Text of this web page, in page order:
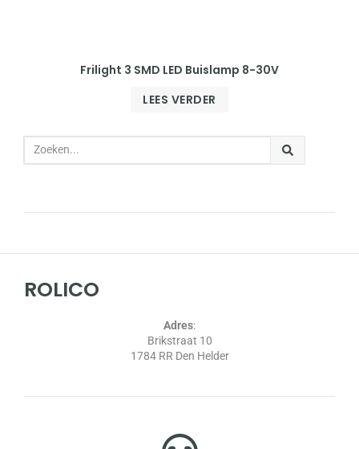
Frilight 3 SMD LED Buislamp 8-30V
LEES VERDER
ROLICO
Adres:
Brikstraat 10
1784 RR Den Helder